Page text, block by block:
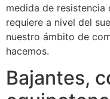
medida de resistencia
requiere a nivel del
nuestro ámbito de
hacemos.
Bajantes,